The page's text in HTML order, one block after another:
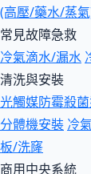
(高壓/藥水/蒸
常見故障急救
冷氣滴水/漏水
清洗與安裝
光觸媒防霉殺
分體機安裝 冷
板/洗窿
商用中央系統